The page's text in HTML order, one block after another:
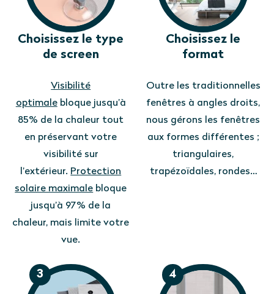
Choisissez le type
de screen
Visibilité
optimalebloque jusqu’à
85% de la chaleur tout
en préservant votre
visibilité sur
l’extérieur. Protection
solaire maximale bloque
jusqu’à 97% de la
chaleur, mais limite votre
vue.
Choisissez le
format
Outre les traditionnelles
fenêtres à angles droits,
nous gérons les fenêtres
aux formes différentes ;
triangulaires,
trapézoïdales, rondes…
3 4